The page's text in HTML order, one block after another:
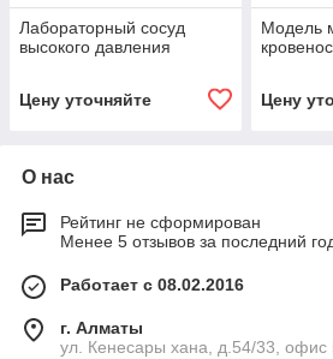
Лабораторный сосуд
высокого давления
Цену уточняйте
Модель
Цену
О нас
Рейтинг не сформирован
Менее 5 отзывов за последний
Работает с 08.02.2016
г. Алматы
ул. Кенесары хана, д.54/33, офис